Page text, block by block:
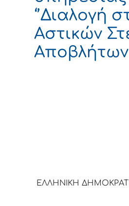
‘’Διαλογή
Αστικών
Αποβλήτων
ΕΛΛΗΝΙΚΗ